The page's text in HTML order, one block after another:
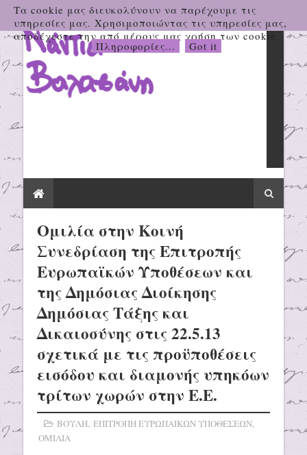
Ομιλία στην Κοινή
Συνεδρίαση της Επιτροπής
Ευρωπαϊκών Υποθέσεων και
της Δημόσιας Διοίκησης
Δημόσιας Τάξης και
Δικαιοσύνης στις 22.5.13
σχετικά με τις προϋποθέσεις
εισόδου και διαμονής υπηκόων
τρίτων χωρών στην Ε.Ε.
ΒΟΥΛΗ, ΕΠΙΤΡΟΠΗ ΕΥΡΩΠΑΙΚΩΝ ΥΠΟΘΕΣΕΩΝ,
ΟΜΙΛΙΑ
Τα cookie μας διευκολύνουν να παρέχουμε τις
υπηρεσίες μας. Χρησιμοποιώντας τις υπηρεσίες μας,
αποδέχεστε την από μέρους μας χρήση των cookie.
Πληροφορίες... Got it